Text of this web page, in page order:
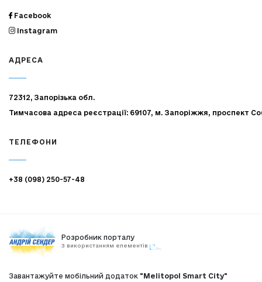
Facebook
Instagram
АДРЕСА
72312, Запорізька обл.
Тимчасова адреса реєстрації: 69107, м. Запоріжжя, проспект
ТЕЛЕФОНИ
+38 (098) 250-57-48
Розробник порталу
З використанням елементів
Завантажуйте мобільний додаток "Melitopol Smart City"